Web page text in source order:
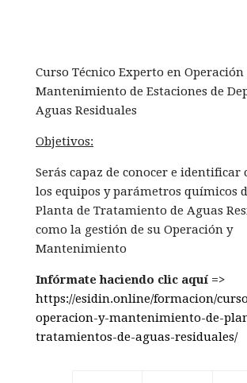
Curso Técnico Experto en Operación
Mantenimiento de Estaciones de
Aguas Residuales
Objetivos:
Serás capaz de conocer e identificar
los equipos y parámetros químicos
Planta de Tratamiento de Aguas
como la gestión de su Operación y
Mantenimiento
Infórmate haciendo clic aquí =>
https://esidin.online/formacion/
operacion-y-mantenimiento-de-
tratamientos-de-aguas-residuales/